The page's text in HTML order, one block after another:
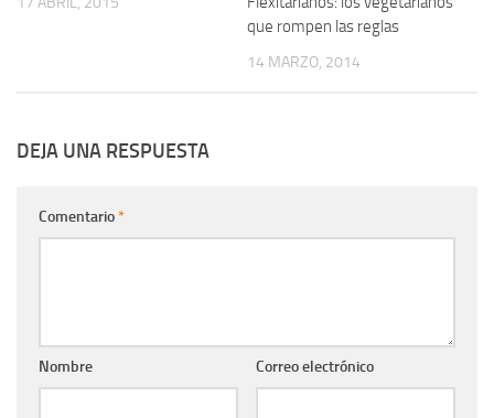
que rompen las reglas
14 MARZO, 2014
DEJA UNA RESPUESTA
Comentario*
Nombre Correo electrónico